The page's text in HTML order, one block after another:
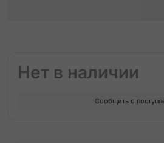
Нет в наличии
Сообщить о